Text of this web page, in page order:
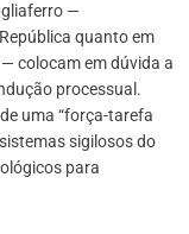
—
quanto em
colocam em dúvida a
processual.
uma “força-tarefa
sigilosos do
para